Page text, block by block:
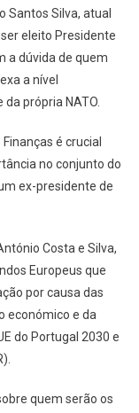
Santos Silva, atual
eleito Presidente
a dúvida de quem
a nível
própria NATO.
é crucial
no conjunto do
ex-presidente de
Costa e Silva,
Europeus que
por causa das
económico e da
do Portugal 2030 e
quem serão os